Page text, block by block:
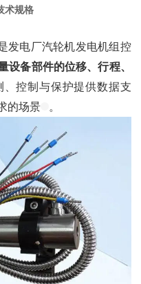
术规格
发电厂汽轮机发电机组控
设备部件的位移、行程、
控制与保护提供数据支
的场景
。